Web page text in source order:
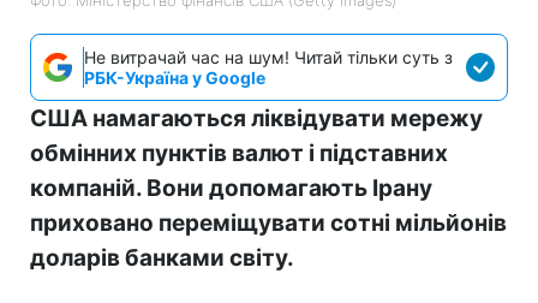
Не витрачай час на шум! Читай тільки суть з
РБК-Україна у Google
США намагаються ліквідувати мережу
обмінних пунктів валют і підставних
компаній. Вони допомагають Ірану
приховано переміщувати сотні мільйонів
доларів банками світу.